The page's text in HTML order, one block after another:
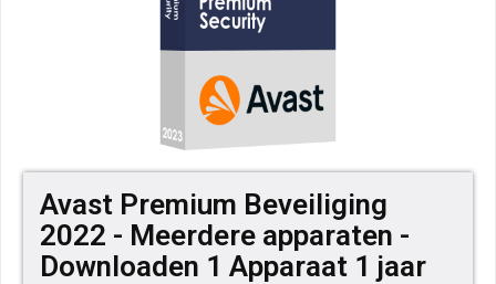
Avast Premium Beveiliging
2022 - Meerdere apparaten -
Downloaden 1 Apparaat 1 jaar